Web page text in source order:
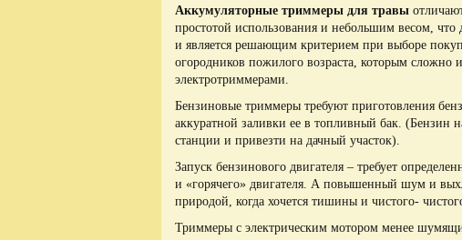
Аккумуляторные триммеры для травы
простотой использования и небольшим весом, что
и является решающим критерием при выборе
огородников пожилого возраста, которым
электротриммерами.
Бензиновые триммеры требуют приготовления
аккуратной заливки ее в топливный бак. (Бензин
станции и привезти на дачный участок).
Запуск бензинового двигателя – требует
и «горячего» двигателя. А повышенный шум и
природой, когда хочется тишины и чистого-
Триммеры с электрическим мотором менее